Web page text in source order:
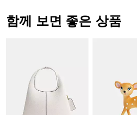
함께 보면 좋은 상품